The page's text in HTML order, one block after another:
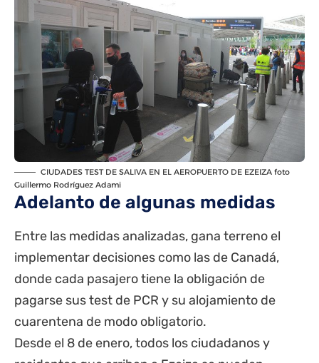
CIUDADES TEST DE SALIVA EN EL AEROPUERTO DE EZEIZA foto
Guillermo Rodríguez Adami
Adelanto de algunas medidas
Entre las medidas analizadas, gana terreno el
implementar decisiones como las de Canadá,
donde cada pasajero tiene la obligación de
pagarse sus test de PCR y su alojamiento de
cuarentena de modo obligatorio.
Desde el 8 de enero, todos los ciudadanos y